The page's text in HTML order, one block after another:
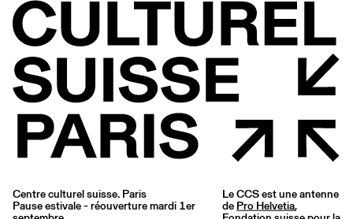
Centre culturel suisse. Paris
Pause estivale - réouverture mardi 1er
Le CCS est une antenne
de Pro Helvetia,